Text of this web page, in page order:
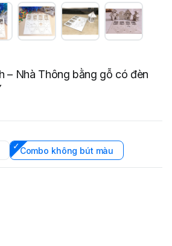
– Nhà Thông bằng gỗ có đèn
Combo không bút màu